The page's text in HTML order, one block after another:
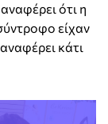
ότι η
είχαν
κάτι